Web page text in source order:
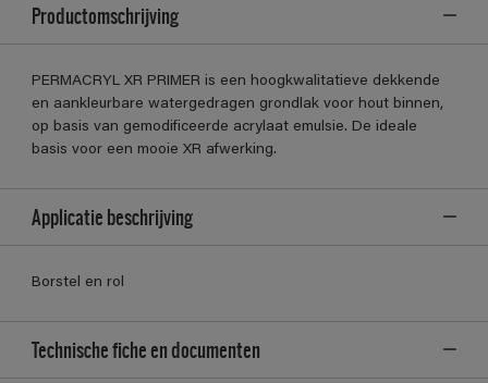
Productomschrijving
PERMACRYL XR PRIMER is een hoogkwalitatieve dekkende
en aankleurbare watergedragen grondlak voor hout binnen,
op basis van gemodificeerde acrylaat emulsie. De ideale
basis voor een mooie XR afwerking.
Applicatie beschrijving
Borstel en rol
Technische fiche en documenten